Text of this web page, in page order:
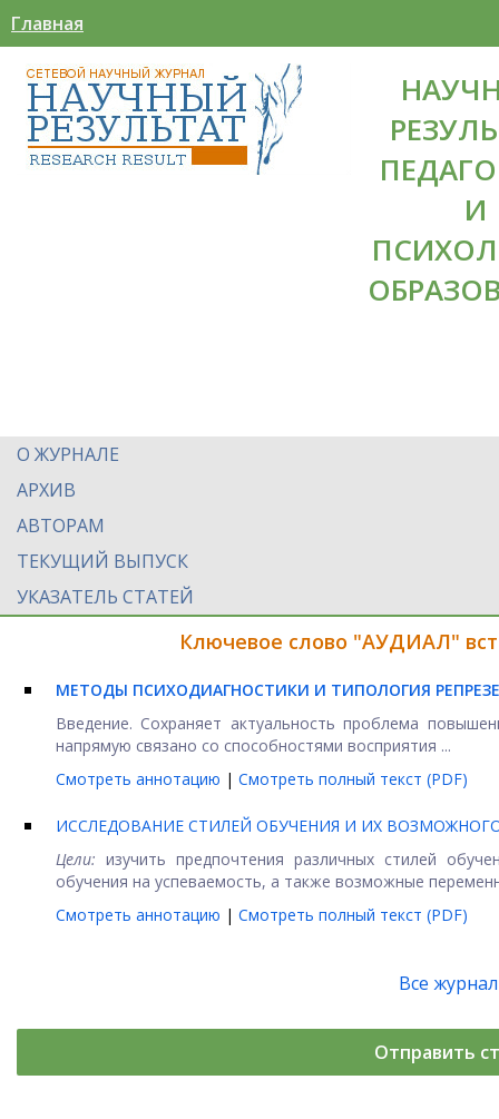
Главная
И
О ЖУРНАЛЕ
АРХИВ
АВТОРАМ
ТЕКУЩИЙ ВЫПУСК
УКАЗАТЕЛЬ СТАТЕЙ
Ключевое слово "АУДИАЛ"
МЕТОДЫ ПСИХОДИАГНОСТИКИ И ТИПОЛОГИЯ
Введение. Сохраняет актуальность проблема
напрямую связано со способностями восприятия ...
Смотреть аннотацию | Смотреть полный текст (PDF)
ИССЛЕДОВАНИЕ СТИЛЕЙ ОБУЧЕНИЯ И ИХ
Цели: изучить предпочтения различных стилей
обучения на успеваемость, а также возможные
Смотреть аннотацию | Смотреть полный текст (PDF)
Все
Отправить